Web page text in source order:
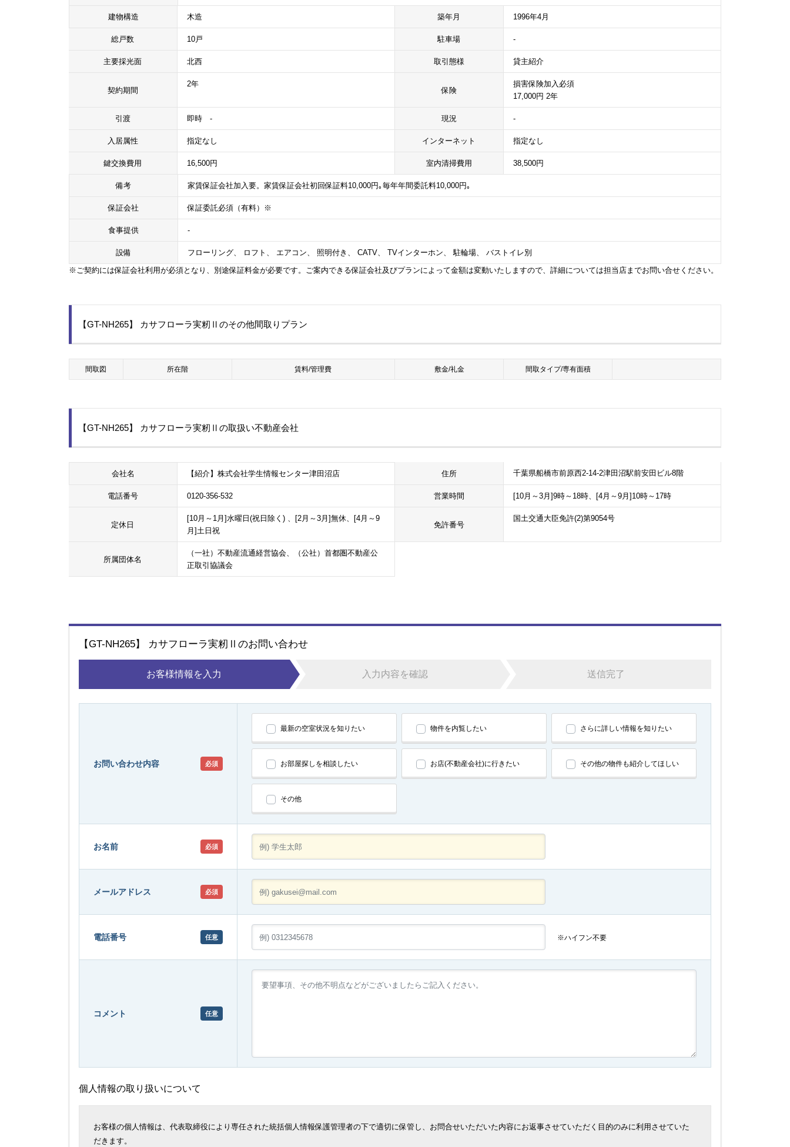
建物構造 木造 築年月 1996年4月
総戸数 10戸 駐車場 -
主要採光面 北西 取引態様 貸主紹介
契約期間
2年
保険
損害保険加入必須
17,000円 2年
引渡 即時 - 現況 -
入居属性 指定なし インターネット 指定なし
鍵交換費用 16,500円 室内清掃費用 38,500円
備考 家賃保証会社加入要。家賃保証会社初回保証料10,000円｡毎年年間委託料10,000円｡
保証会社 保証委託必須（有料）※
食事提供 -
設備
フローリング、 ロフト、 エアコン、 照明付き、 CATV、 TVインターホン、 駐輪場、 バストイレ別
※ご契約には保証会社利用が必須となり、別途保証料金が必要です。ご案内できる保証会社及びプランによって金額は変動いたしますので、詳細については担当店までお問い合せください。
【GT-NH265】 カサフローラ実籾Ⅱのその他間取りプラン
間取図 所在階 賃料/管理費 敷金/礼金 間取タイプ/専有面積
【GT-NH265】 カサフローラ実籾Ⅱの取扱い不動産会社
会社名 【紹介】株式会社学生情報センター津田沼店 住所 千葉県船橋市前原西2-14-2津田沼駅前安田ビル8階
電話番号 0120-356-532 営業時間 [10月～3月]9時～18時、[4月～9月]10時～17時
定休日
[10月～1月]水曜日(祝日除く) 、[2月～3月]無休、[4月～9
月]土日祝
免許番号
国土交通大臣免許(2)第9054号
所属団体名
（一社）不動産流通経営協会、（公社）首都圏不動産公
正取引協議会
【GT-NH265】 カサフローラ実籾Ⅱのお問い合わせ
お客様情報を入力 入力内容を確認 送信完了
お問い合わせ内容 必須
最新の空室状況を知りたい 物件を内覧したい さらに詳しい情報を知りたい
お部屋探しを相談したい お店(不動産会社)に行きたい その他の物件も紹介してほしい
その他
お名前 必須
メールアドレス 必須
電話番号 任意 ※ハイフン不要
コメント 任意
個人情報の取り扱いについて
お客様の個人情報は、代表取締役により専任された統括個人情報保護管理者の下で適切に保管し、お問合せいただいた内容にお返事させていただく目的のみに利用させていた
だきます。